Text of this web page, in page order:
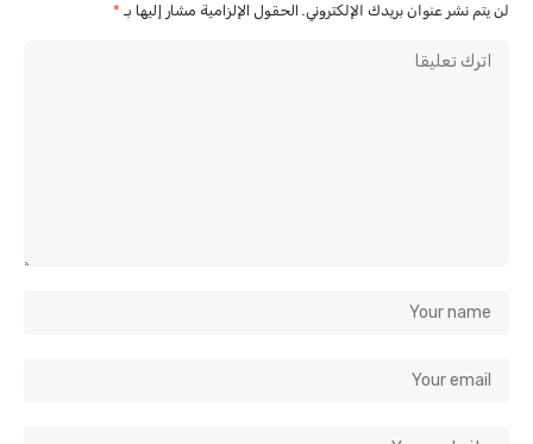
لن يتم نشر عنوان بريدك الإلكتروني. الحقول الإلزامية مشار إليها بـ *